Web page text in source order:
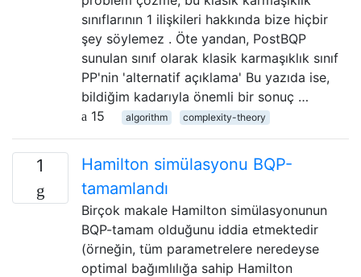
sınıflarının 1 ilişkileri hakkında bize hiçbir
şey söylemez . Öte yandan, PostBQP
sunulan sınıf olarak klasik karmaşıklık sınıf
PP'nin 'alternatif açıklama' Bu yazıda ise,
bildiğim kadarıyla önemli bir sonuç …
15
algorithm complexity-theory
1
Hamilton simülasyonu BQP-
tamamlandı
Birçok makale Hamilton simülasyonunun
BQP-tamam olduğunu iddia etmektedir
(örneğin, tüm parametrelere neredeyse
optimal bağımlılığa sahip Hamilton